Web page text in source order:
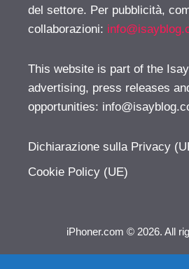
del settore. Per pubblicità,
collaborazioni:
This website is part of the
advertising, press releases
opportunities:
Dichiarazione sulla Privacy
Cookie Policy (UE)
iPhoner.com © 2026. All